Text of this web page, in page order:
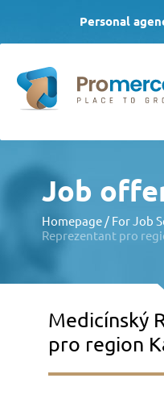
Personal
| Call daily from 8.00
HOMEPAGE
Employee selection
Other services
FOR JOB SEEKERS
Job
Homepage / For Job
Reprezentant pro
Medicínský
pro region